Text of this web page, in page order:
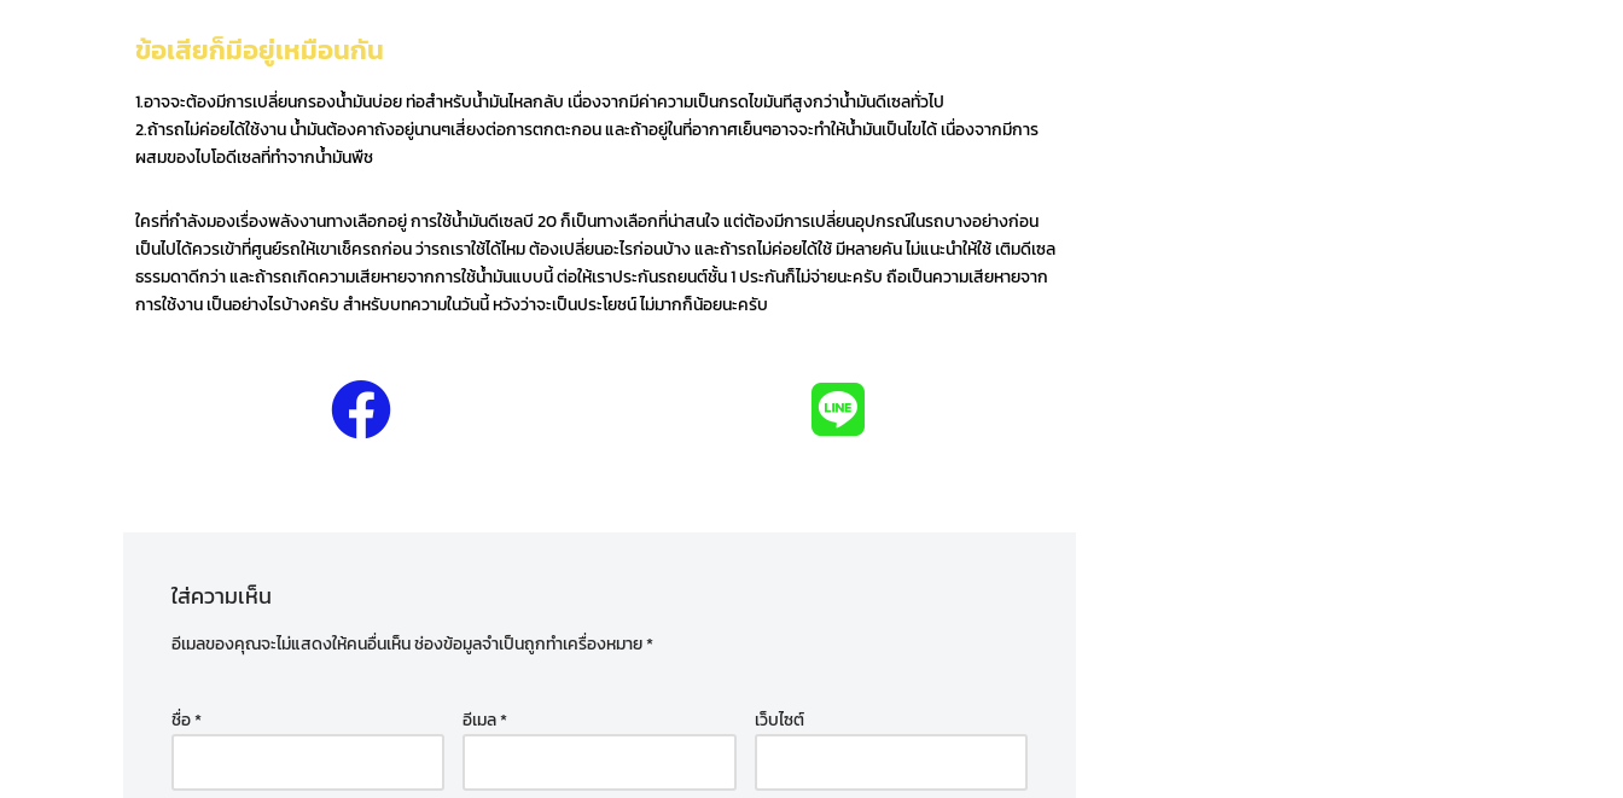
ข้อเสียก็มีอยู่เหมือนกัน
1.อาจจะต้องมีการเปลี่ยนกรองน้ำมันบ่อย ท่อสำหรับน้ำมันไหลกลับ เนื่องจากมีค่าความเป็นกรดไขมันทีสูงกว่าน้ำมันดีเซลทั่วไป
2.ถ้ารถไม่ค่อยได้ใช้งาน น้ำมันต้องคาถังอยู่นานๆเสี่ยงต่อการตกตะกอน และถ้าอยู่ในที่อากาศเย็นๆอาจจะทำให้น้ำมันเป็นไขได้ เนื่องจากมีการ
ผสมของไบโอดีเซลที่ทำจากน้ำมันพืช
ใครที่กำลังมองเรื่องพลังงานทางเลือกอยู่ การใช้น้ำมันดีเซลบี 20 ก็เป็นทางเลือกที่น่าสนใจ แต่ต้องมีการเปลี่ยนอุปกรณ์ในรถบางอย่างก่อน
เป็นไปได้ควรเข้าที่ศูนย์รถให้เขาเช็ครถก่อน ว่ารถเราใช้ได้ไหม ต้องเปลี่ยนอะไรก่อนบ้าง และถ้ารถไม่ค่อยได้ใช้ มีหลายคัน ไม่แนะนำให้ใช้ เติมดีเซล
ธรรมดาดีกว่า และถ้ารถเกิดความเสียหายจากการใช้น้ำมันแบบนี้ ต่อให้เราประกันรถยนต์ชั้น 1 ประกันก็ไม่จ่ายนะครับ ถือเป็นความเสียหายจาก
การใช้งาน เป็นอย่างไรบ้างครับ สำหรับบทความในวันนี้ หวังว่าจะเป็นประโยชน์ ไม่มากก็น้อยนะครับ
ใส่ความเห็น
อีเมลของคุณจะไม่แสดงให้คนอื่นเห็นช่องข้อมูลจำเป็นถูกทำเครื่องหมาย*
ชื่อ* อีเมล* เว็บไซต์